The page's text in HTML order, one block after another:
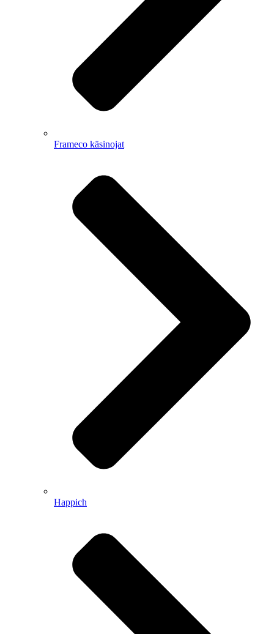
Frameco käsinojat
Happich